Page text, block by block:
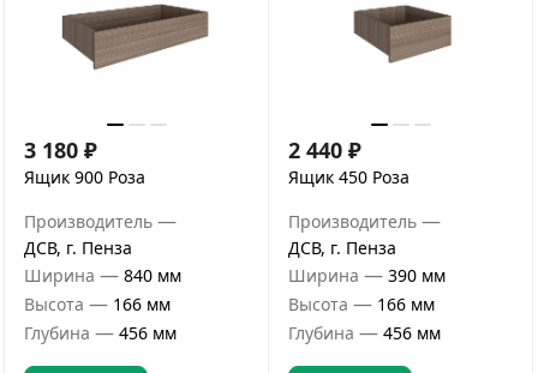
3 180 ₽
Ящик 900 Роза
Производитель —
ДСВ, г. Пенза
Ширина — 840 мм
Высота — 166 мм
Глубина — 456 мм
2 440 ₽
Ящик 450 Роза
Производитель —
ДСВ, г. Пенза
Ширина — 390 мм
Высота — 166 мм
Глубина — 456 мм